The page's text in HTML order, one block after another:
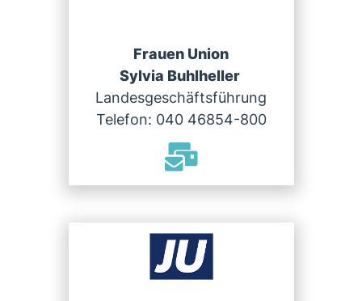
Frauen Union
Sylvia Buhlheller
Landesgeschäftsführung
Telefon: 040 46854-800